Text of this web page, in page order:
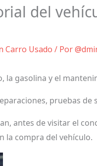
del
Carro Usado / Por
la gasolina y el
pruebas de
antes de visitar el
la compra del vehículo.